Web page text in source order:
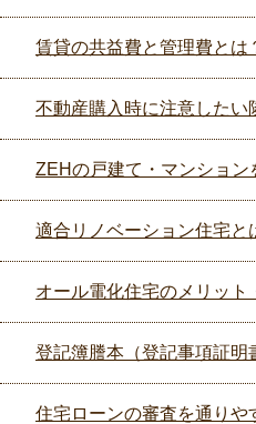
賃貸の共益費と管理費とは
不動産購入時に注意したい
ZEHの戸建て・マンション
適合リノベーション住宅と
オール電化住宅のメリット
登記簿謄本（登記事項証明
住宅ローンの審査を通りや